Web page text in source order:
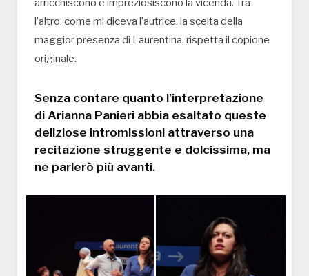
arricchiscono e impreziosiscono la vicenda. Tra
l’altro, come mi diceva l’autrice, la scelta della
maggior presenza di Laurentina, rispetta il copione
originale.
Senza contare quanto l’interpretazione
di Arianna Panieri abbia esaltato queste
deliziose intromissioni attraverso una
recitazione struggente e dolcissima, ma
ne parlerò più avanti.